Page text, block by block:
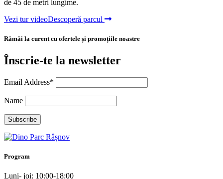
de 45 de metri lungime.
Vezi tur videoDescoperă parcul
Rămâi la curent cu ofertele și promoțiile noastre
Înscrie-te la newsletter
Email Address*
Name
Program
Luni- joi: 10:00-18:00